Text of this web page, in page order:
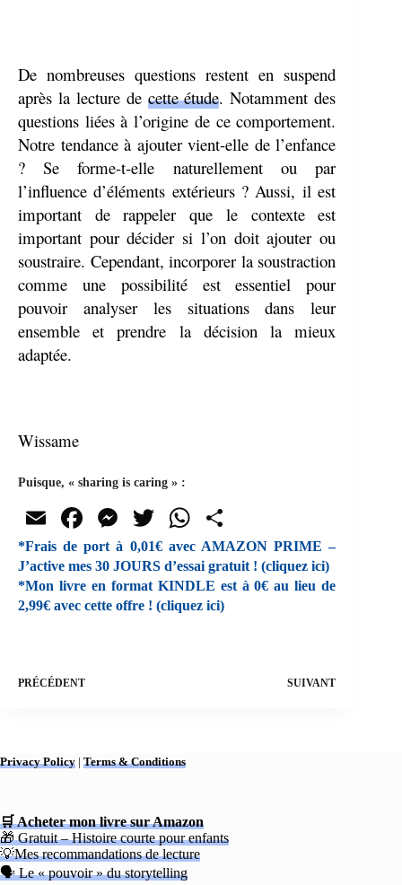
De nombreuses questions restent en suspend
après la lecture de cette étude. Notamment des
questions liées à l’origine de ce comportement.
Notre tendance à ajouter vient-elle de l’enfance
? Se forme-t-elle naturellement ou par
l’influence d’éléments extérieurs ? Aussi, il est
important de rappeler que le contexte est
important pour décider si l’on doit ajouter ou
soustraire. Cependant, incorporer la soustraction
comme une possibilité est essentiel pour
pouvoir analyser les situations dans leur
ensemble et prendre la décision la mieux
adaptée.
Wissame
Puisque, « sharing is caring » :
E
m
ail
Fa
ce
bo
ok
M
es
se
ng
T
wi
tte
r
W
ha
ts
A
rt
ag
*Frais de port à 0,01€ avec AMAZON PRIME –
J’active mes 30 JOURS d’essai gratuit ! (cliquez ici)
*Mon livre en format KINDLE est à 0€ au lieu de
2,99€ avec cette offre ! (cliquez ici)
PRÉCÉDENT SUIVANT
Privacy Policy | Terms & Conditions
🛒 Acheter mon livre sur Amazon
🎁 Gratuit – Histoire courte pour enfants
💡Mes recommandations de lecture
🗣 Le « pouvoir » du storytelling